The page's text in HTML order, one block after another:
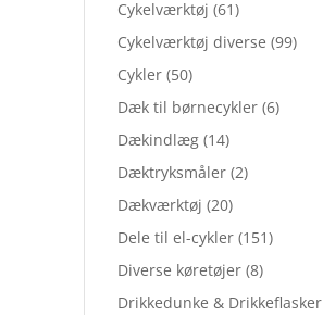
Cykelværktøj (61)
Cykelværktøj diverse (99)
Cykler (50)
Dæk til børnecykler (6)
Dækindlæg (14)
Dæktryksmåler (2)
Dækværktøj (20)
Dele til el-cykler (151)
Diverse køretøjer (8)
Drikkedunke & Drikkeflasker